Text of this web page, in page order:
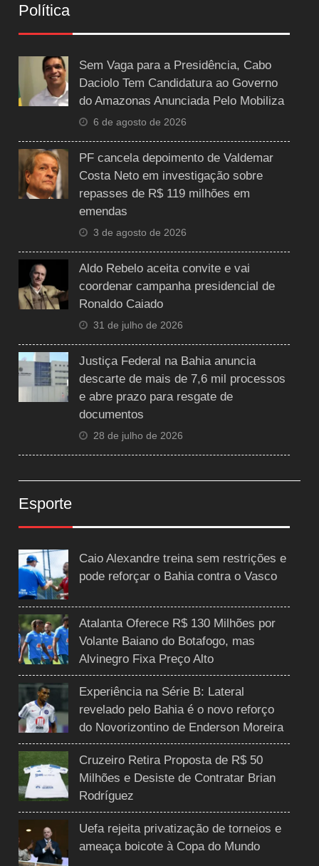
Política
Sem Vaga para a Presidência, Cabo
Daciolo Tem Candidatura ao Governo
do Amazonas Anunciada Pelo Mobiliza
6 de agosto de 2026
PF cancela depoimento de Valdemar
Costa Neto em investigação sobre
repasses de R$ 119 milhões em
emendas
3 de agosto de 2026
Aldo Rebelo aceita convite e vai
coordenar campanha presidencial de
Ronaldo Caiado
31 de julho de 2026
Justiça Federal na Bahia anuncia
descarte de mais de 7,6 mil processos
e abre prazo para resgate de
documentos
28 de julho de 2026
Esporte
Caio Alexandre treina sem restrições e
pode reforçar o Bahia contra o Vasco
Atalanta Oferece R$ 130 Milhões por
Volante Baiano do Botafogo, mas
Alvinegro Fixa Preço Alto
Experiência na Série B: Lateral
revelado pelo Bahia é o novo reforço
do Novorizontino de Enderson Moreira
Cruzeiro Retira Proposta de R$ 50
Milhões e Desiste de Contratar Brian
Rodríguez
Uefa rejeita privatização de torneios e
ameaça boicote à Copa do Mundo